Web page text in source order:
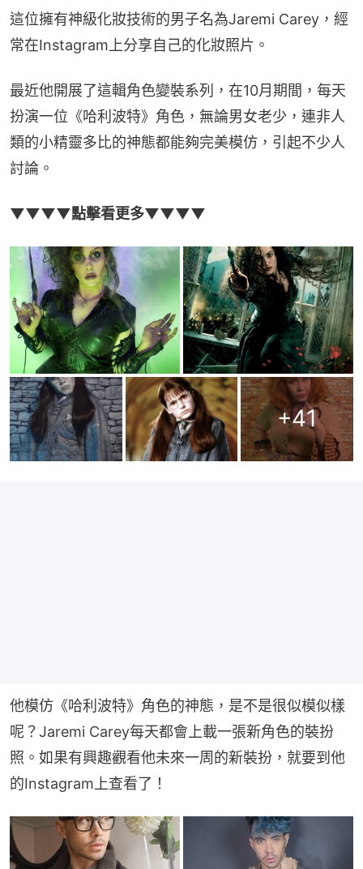
這位擁有神級化妝技術的男子名為Jaremi Carey，經
常在Instagram上分享自己的化妝照片。
最近他開展了這輯角色變裝系列，在10月期間，每天
扮演一位《哈利波特》角色，無論男女老少，連非人
類的小精靈多比的神態都能夠完美模仿，引起不少人
討論。
▼▼▼▼點擊看更多▼▼▼▼
+41
他模仿《哈利波特》角色的神態，是不是很似模似樣
呢？Jaremi Carey每天都會上載一張新角色的裝扮
照。如果有興趣觀看他未來一周的新裝扮，就要到他
的Instagram上查看了！